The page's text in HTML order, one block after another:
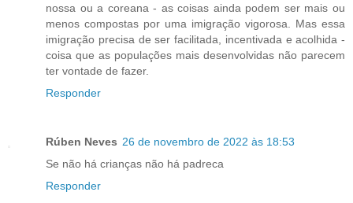
nossa ou a coreana - as coisas ainda podem ser mais ou
menos compostas por uma imigração vigorosa. Mas essa
imigração precisa de ser facilitada, incentivada e acolhida -
coisa que as populações mais desenvolvidas não parecem
ter vontade de fazer.
Responder
Rúben Neves 26 de novembro de 2022 às 18:53
Se não há crianças não há padreca
Responder